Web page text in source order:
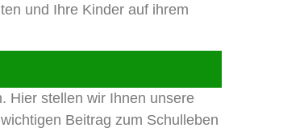
und Ihre Kinder auf ihrem
Hier stellen wir Ihnen unsere
Beitrag zum Schulleben